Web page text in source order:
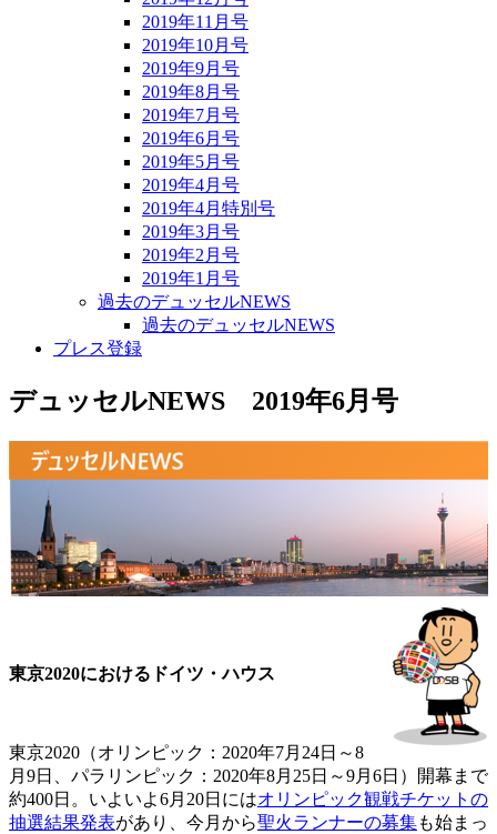
2019年11月号
2019年10月号
2019年9月号
2019年8月号
2019年7月号
2019年6月号
2019年5月号
2019年4月号
2019年4月特別号
2019年3月号
2019年2月号
2019年1月号
過去のデュッセルNEWS
過去のデュッセルNEWS
プレス登録
デュッセルNEWS 2019年6月号
東京2020におけるドイツ・ハウス
東京2020（オリンピック：2020年7月24日～8
月9日、パラリンピック：2020年8月25日～9月6日）開幕まで
約400日。いよいよ6月20日にはオリンピック観戦チケットの
抽選結果発表があり、今月から聖火ランナーの募集も始まっ